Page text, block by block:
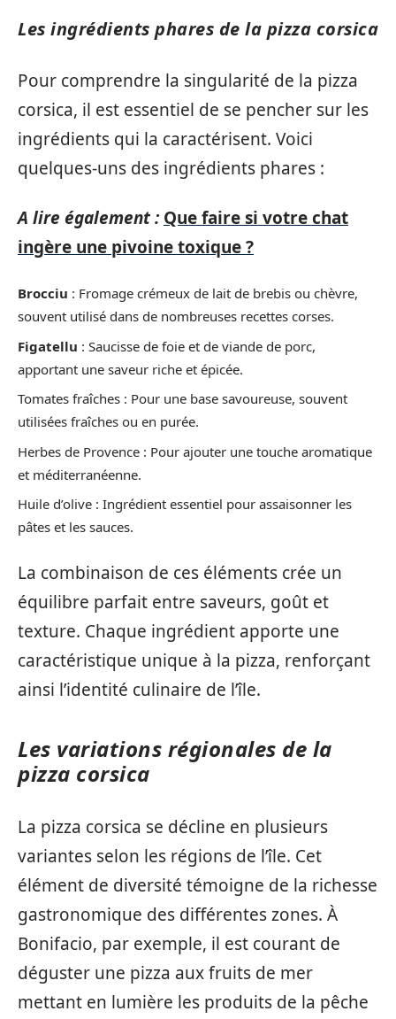
Les ingrédients phares de la pizza corsica
Pour comprendre la singularité de la pizza
corsica, il est essentiel de se pencher sur les
ingrédients qui la caractérisent. Voici
quelques-uns des ingrédients phares :
A lire également : Que faire si votre chat
ingère une pivoine toxique ?
Brocciu : Fromage crémeux de lait de brebis ou chèvre,
souvent utilisé dans de nombreuses recettes corses.
Figatellu : Saucisse de foie et de viande de porc,
apportant une saveur riche et épicée.
Tomates fraîches : Pour une base savoureuse, souvent
utilisées fraîches ou en purée.
Herbes de Provence : Pour ajouter une touche aromatique
et méditerranéenne.
Huile d’olive : Ingrédient essentiel pour assaisonner les
pâtes et les sauces.
La combinaison de ces éléments crée un
équilibre parfait entre saveurs, goût et
texture. Chaque ingrédient apporte une
caractéristique unique à la pizza, renforçant
ainsi l’identité culinaire de l’île.
Les variations régionales de la
pizza corsica
La pizza corsica se décline en plusieurs
variantes selon les régions de l’île. Cet
élément de diversité témoigne de la richesse
gastronomique des différentes zones. À
Bonifacio, par exemple, il est courant de
déguster une pizza aux fruits de mer
mettant en lumière les produits de la pêche